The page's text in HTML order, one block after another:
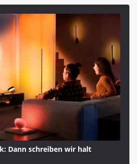
Dann schreiben wir halt